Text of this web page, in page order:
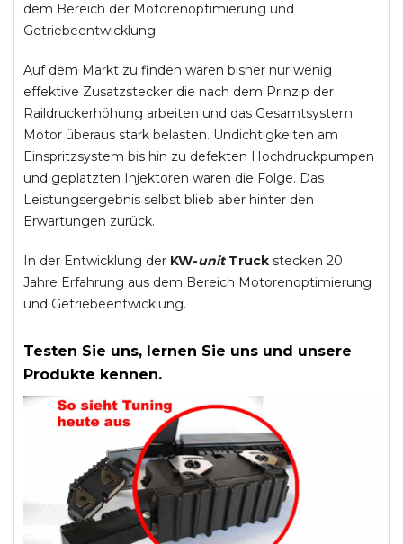
dem Bereich der Motorenoptimierung und
Getriebeentwicklung.
Auf dem Markt zu finden waren bisher nur wenig
effektive Zusatzstecker die nach dem Prinzip der
Raildruckerhöhung arbeiten und das Gesamtsystem
Motor überaus stark belasten. Undichtigkeiten am
Einspritzsystem bis hin zu defekten Hochdruckpumpen
und geplatzten Injektoren waren die Folge. Das
Leistungsergebnis selbst blieb aber hinter den
Erwartungen zurück.
In der Entwicklung der KW-unitTruck stecken 20
Jahre Erfahrung aus dem Bereich Motorenoptimierung
und Getriebeentwicklung.
Testen Sie uns, lernen Sie uns und unsere
Produkte kennen.